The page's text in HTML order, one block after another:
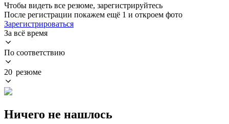
Чтобы видеть все резюме, зарегистрируйтесь
После регистрации покажем ещё 1 и откроем фото
Зарегистрироваться
За всё время
По соответствию
20 резюме
Ничего не нашлось